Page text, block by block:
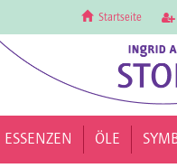
Startseite
ESSENZEN ÖLE